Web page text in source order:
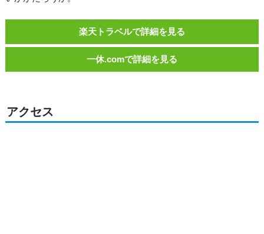
楽天トラベルで詳細を見る
一休.comで詳細を見る
アクセス